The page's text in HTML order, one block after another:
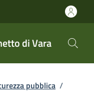
di Vara
pubblica /